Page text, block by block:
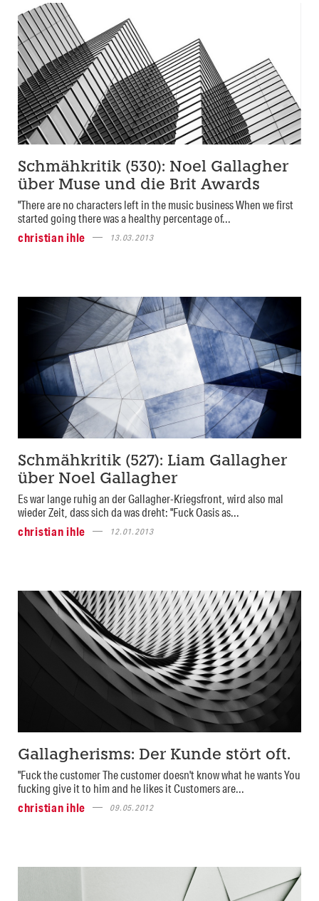
Schmähkritik (530): Noel Gallagher
über Muse und die Brit Awards
"There are no characters left in the music business When we first
started going there was a healthy percentage of...
christian ihle
13.03.2013
Schmähkritik (527): Liam Gallagher
über Noel Gallagher
Es war lange ruhig an der Gallagher-Kriegsfront, wird also mal
wieder Zeit, dass sich da was dreht: "Fuck Oasis as...
christian ihle
12.01.2013
Gallagherisms: Der Kunde stört oft.
"Fuck the customer The customer doesn't know what he wants You
fucking give it to him and he likes it Customers are...
christian ihle
09.05.2012